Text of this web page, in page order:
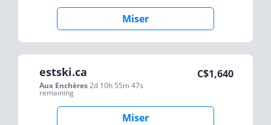
Miser
estski.ca
Aux Enchères2d 10h 55m 47s
remaining
C$1,640
Miser